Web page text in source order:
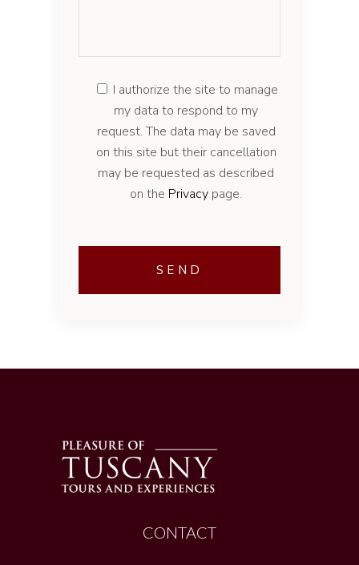
I authorize the site to manage
my data to respond to my
request. The data may be saved
on this site but their cancellation
may be requested as described
on the Privacy page.
CONTACT